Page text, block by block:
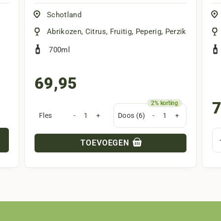
Schotland
Abrikozen, Citrus, Fruitig, Peperig, Perzik
700ml
69,95
Fles - + Doos (6) - +
TOEVOEGEN